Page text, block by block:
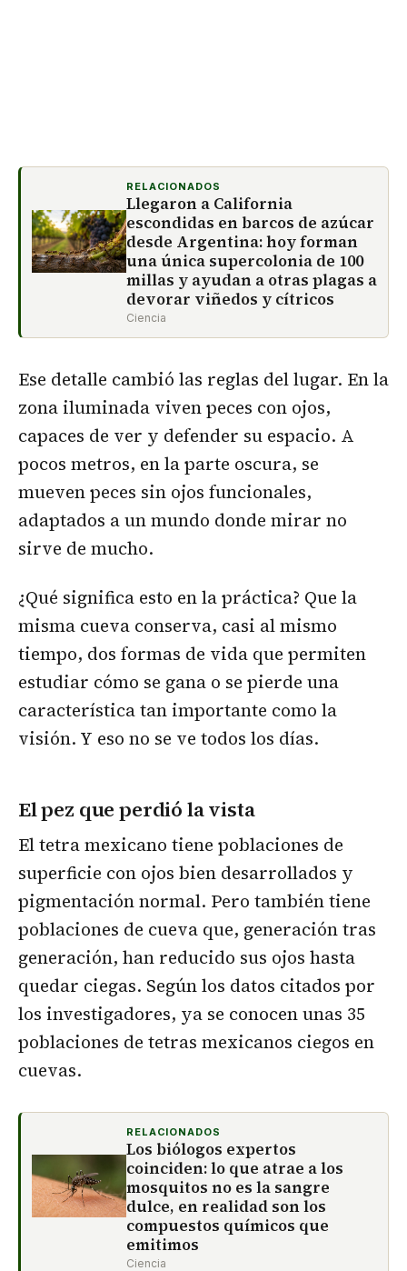
RELACIONADOS
Llegaron a California
escondidas en barcos de azúcar
desde Argentina: hoy forman
una única supercolonia de 100
millas y ayudan a otras plagas a
devorar viñedos y cítricos
Ciencia
Ese detalle cambió las reglas del lugar. En la
zona iluminada viven peces con ojos,
capaces de ver y defender su espacio. A
pocos metros, en la parte oscura, se
mueven peces sin ojos funcionales,
adaptados a un mundo donde mirar no
sirve de mucho.
¿Qué significa esto en la práctica? Que la
misma cueva conserva, casi al mismo
tiempo, dos formas de vida que permiten
estudiar cómo se gana o se pierde una
característica tan importante como la
visión. Y eso no se ve todos los días.
El pez que perdió la vista
El tetra mexicano tiene poblaciones de
superficie con ojos bien desarrollados y
pigmentación normal. Pero también tiene
poblaciones de cueva que, generación tras
generación, han reducido sus ojos hasta
quedar ciegas. Según los datos citados por
los investigadores, ya se conocen unas 35
poblaciones de tetras mexicanos ciegos en
cuevas.
RELACIONADOS
Los biólogos expertos
coinciden: lo que atrae a los
mosquitos no es la sangre
dulce, en realidad son los
compuestos químicos que
emitimos
Ciencia